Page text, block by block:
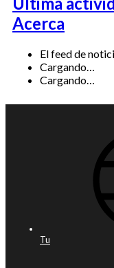
Acerca
El feed de
Cargando…
Cargando…
Tu